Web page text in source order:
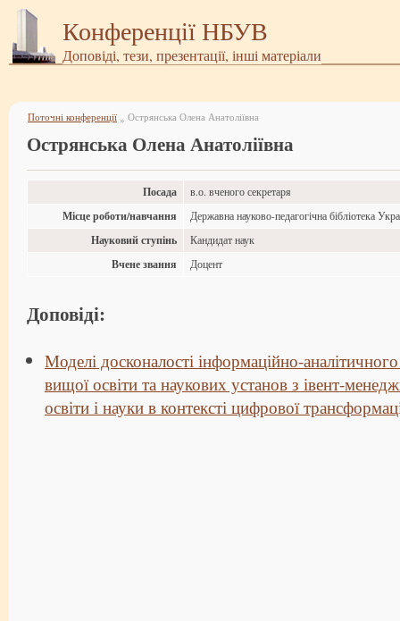
Конференції НБУВ
Доповіді, тези, презентації, інші матеріали
Поточні конференції » Острянська Олена Анатоліївна
Острянська Олена Анатоліївна
Посада в.о. вченого секретаря
Місце роботи/навчання Державна науково-педагогічна бібліотека
Науковий ступінь Кандидат наук
Вчене звання Доцент
Доповіді:
Моделі досконалості інформаційно-
вищої освіти та наукових установ з івент-
освіти і науки в контексті цифрової